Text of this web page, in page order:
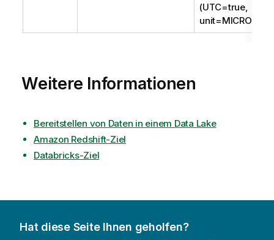
(UTC=true,
unit=MICROS)
Weitere Informationen
Bereitstellen von Daten in einem Data Lake
Amazon Redshift-Ziel
Databricks-Ziel
Hat diese Seite Ihnen geholfen?